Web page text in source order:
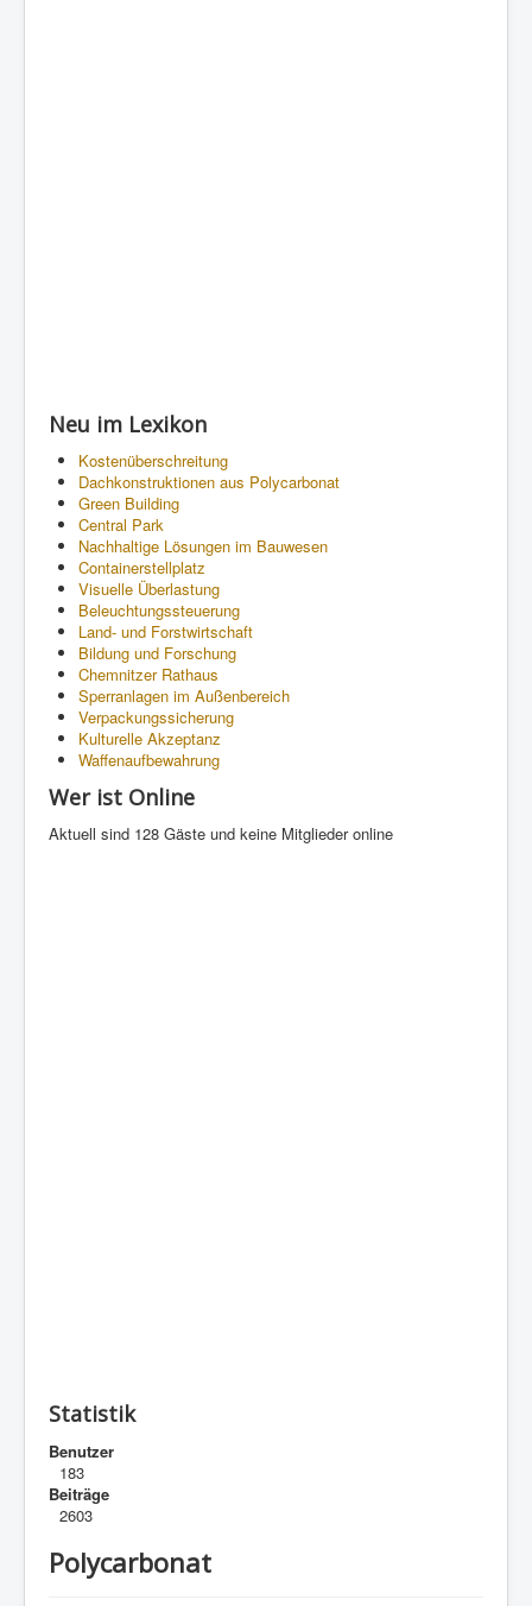
Neu im Lexikon
Kostenüberschreitung
Dachkonstruktionen aus Polycarbonat
Green Building
Central Park
Nachhaltige Lösungen im Bauwesen
Containerstellplatz
Visuelle Überlastung
Beleuchtungssteuerung
Land- und Forstwirtschaft
Bildung und Forschung
Chemnitzer Rathaus
Sperranlagen im Außenbereich
Verpackungssicherung
Kulturelle Akzeptanz
Waffenaufbewahrung
Wer ist Online
Aktuell sind 128 Gäste und keine Mitglieder online
Statistik
Benutzer
183
Beiträge
2603
Polycarbonat